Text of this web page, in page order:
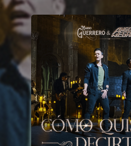
You're all set!
.